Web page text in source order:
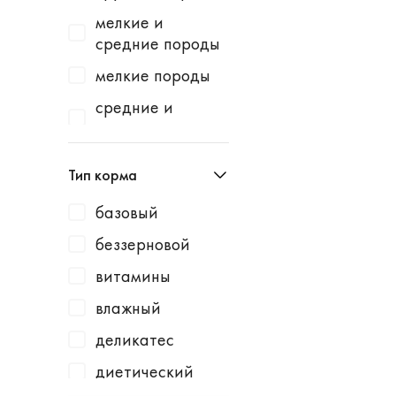
Homefish
Milbemax
Monge
N1
Neoterica
Organic Choice
Orijen
водоросли
говядина
говядина /
картофель
говядина /
клюква
курица
говядина /
малина
говядина /
мелкие и
средние породы
мелкие породы
средние и
Тип корма
базовый
беззерновой
витамины
влажный
деликатес
диетический